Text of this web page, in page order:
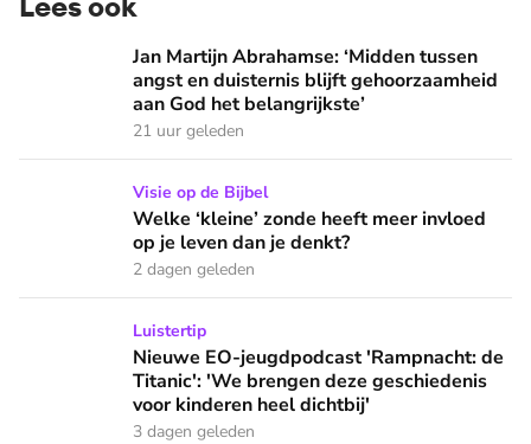
Jan Martijn Abrahamse: ‘Midden tussen angst en
Jan Martijn Abrahamse: ‘Midden tussen
angst en duisternis blijft gehoorzaamheid
aan God het belangrijkste’
21 uur geleden
Welke ‘kleine’ zonde heeft meer invloed op je leven dan je
Visie op de Bijbel
Welke ‘kleine’ zonde heeft meer invloed
op je leven dan je denkt?
2 dagen geleden
Nieuwe EO-jeugdpodcast 'Rampnacht: de Titanic': 'We
Luistertip
Nieuwe EO-jeugdpodcast 'Rampnacht: de
Titanic': 'We brengen deze geschiedenis
voor kinderen heel dichtbij'
3 dagen geleden